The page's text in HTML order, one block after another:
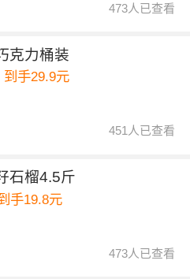
473人已查看
克力桶装
到手29.9元
451人已查看
石榴4.5斤
手19.8元
473人已查看